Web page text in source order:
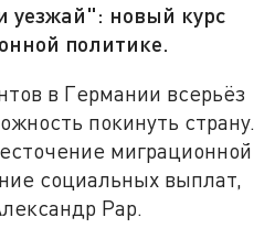
уезжай": новый курс
политике.
в Германии всерьёз
покинуть страну.
миграционной
социальных выплат,
Рар.